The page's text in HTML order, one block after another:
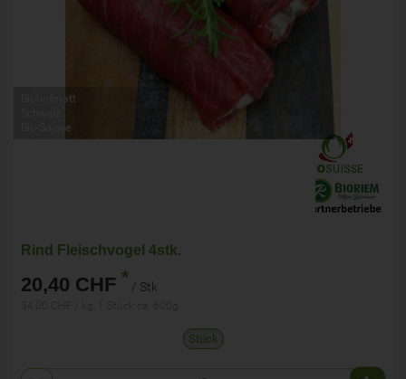
Biohofmatt
Bio-Suisse
Rind Fleischvogel 4stk.
20,40 CHF * / Stk
Stück